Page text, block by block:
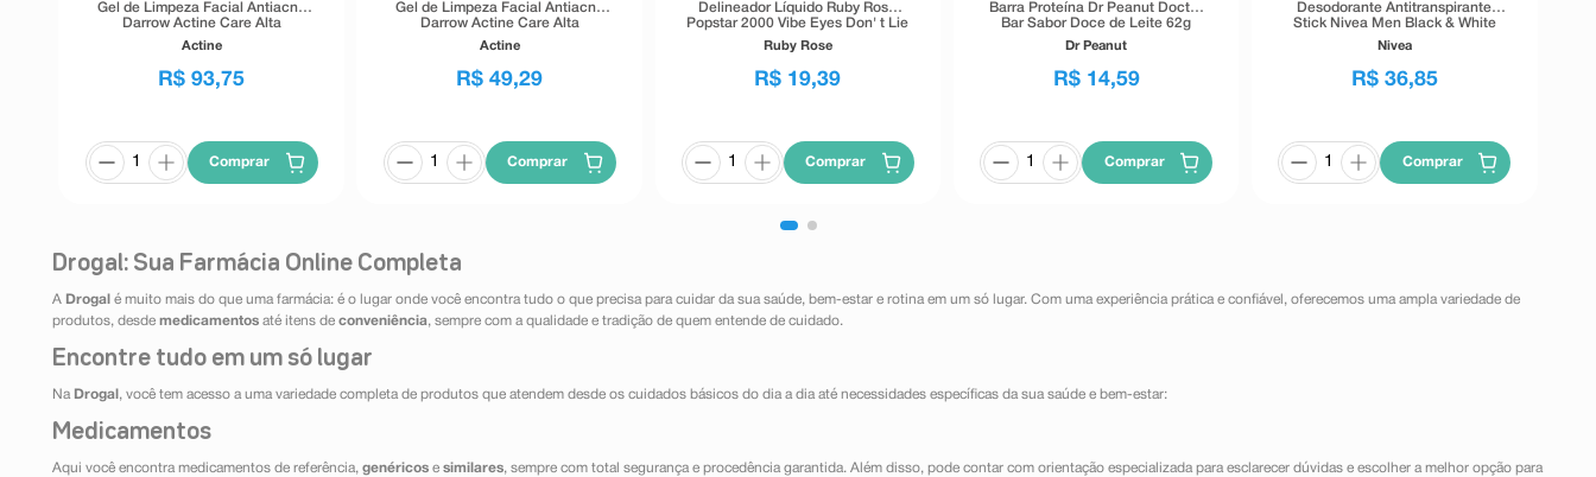
Gel de Limpeza Facial Antiacne
Darrow Actine Care Alta
Tolerância 400g
Actine
R$ 93,75
Comprar
Gel de Limpeza Facial Antiacne
Darrow Actine Care Alta
Tolerância 140g
Actine
R$ 49,29
Comprar
Delineador Líquido Ruby Rose
Popstar 2000 Vibe Eyes Don' t Lie
Preto 5,5g
Ruby Rose
R$ 19,39
Comprar
Barra Proteína Dr Peanut Doctor
Bar Sabor Doce de Leite 62g
Dr Peanut
R$ 14,59
Comprar
Desodorante Antitranspirante
Stick Nivea Men Black & White
Invisible 72h 54g
Nivea
R$ 36,85
Comprar
Drogal: Sua Farmácia Online Completa
A Drogal é muito mais do que uma farmácia: é o lugar onde você encontra tudo o que precisa para cuidar da sua saúde, bem-estar e rotina em um só lugar. Com uma experiência prática e confiável, oferecemos uma ampla variedade de
produtos, desde medicamentos até itens de conveniência, sempre com a qualidade e tradição de quem entende de cuidado.
Encontre tudo em um só lugar
Na Drogal , você tem acesso a uma variedade completa de produtos que atendem desde os cuidados básicos do dia a dia até necessidades específicas da sua saúde e bem-estar:
Medicamentos
Aqui você encontra medicamentos de referência, genéricos e similares, sempre com total segurança e procedência garantida. Além disso, pode contar com orientação especializada para esclarecer dúvidas e escolher a melhor opção para